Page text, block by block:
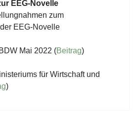
EEG-Novelle
zum
EEG-Novelle
Mai 2022 (Beitrag)
für Wirtschaft und
)